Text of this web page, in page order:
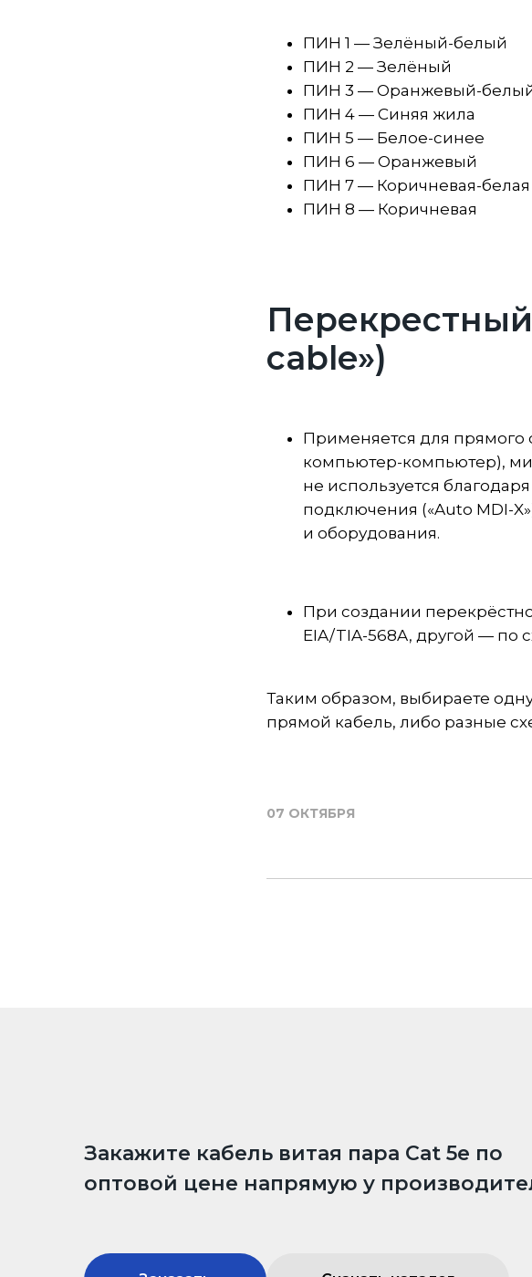
ПИН 1 — Зелёный-белый
ПИН 2 — Зелёный
ПИН 3 — Оранжевый-
ПИН 4 — Синяя жила
ПИН 5 — Белое-синее
ПИН 6 — Оранжевый
ПИН 7 — Коричневая-белая
ПИН 8 — Коричневая
Перекрестный
cable»)
Применяется для прямого
компьютер-компьютер),
не используется
подключения («Auto MDI-
и оборудования.
При создании
EIA/TIA-568A, другой — по
Таким образом, выбираете
прямой кабель, либо разные
07 ОКТЯБРЯ
Закажите кабель витая пара Cat 5e по
оптовой цене напрямую у